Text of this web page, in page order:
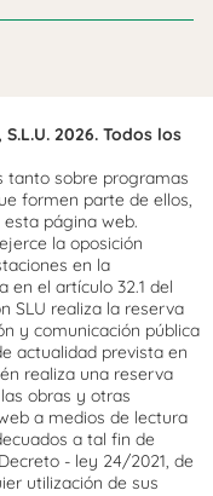
2026. Todos los
tanto sobre programas
formen parte de ellos,
página web.
la oposición
en la
en el artículo 32.1 del
SLU realiza la reserva
y comunicación pública
actualidad prevista en
realiza una reserva
obras y otras
a medios de lectura
a tal fin de
- ley 24/2021, de
utilización de sus